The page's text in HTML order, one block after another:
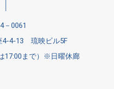
－0061
4-4-13 琉映ビル5F
17:00まで）※日曜休廊